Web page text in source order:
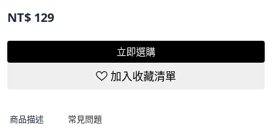
NT$ 129
立即選購
加入收藏清單
商品描述 常見問題